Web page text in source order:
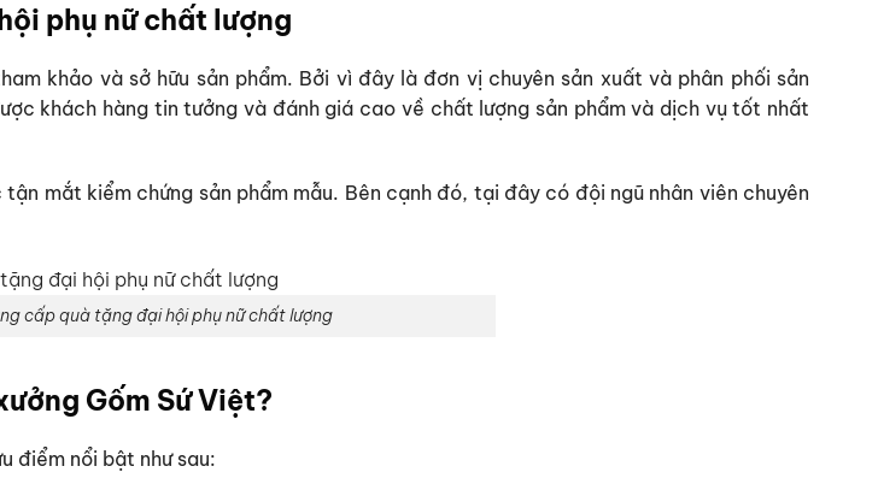
phụ nữ chất lượng
khảo và sở hữu sản phẩm. Bởi vì đây là đơn vị chuyên sản xuất và phân phối sản
khách hàng tin tưởng và đánh giá cao về chất lượng sản phẩm và dịch vụ tốt nhất
mắt kiểm chứng sản phẩm mẫu. Bên cạnh đó, tại đây có đội ngũ nhân viên chuyên
cấp quà tặng đại hội phụ nữ chất lượng
Gốm Sứ Việt?
điểm nổi bật như sau: